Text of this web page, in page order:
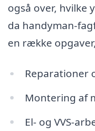
også over, hvilke
da handyman-
en række
Reparationer
Montering af
El- og VVS-